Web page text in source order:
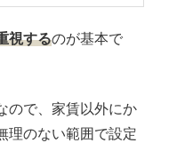
視するのが基本で
ので、家賃以外にか
理のない範囲で設定